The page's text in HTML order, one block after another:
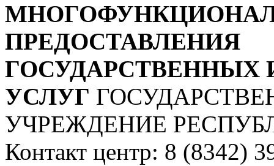
ПРЕДОСТАВЛЕНИЯ
УСЛУГ
УЧРЕЖДЕНИЕ
Контакт центр: 8 (8342)